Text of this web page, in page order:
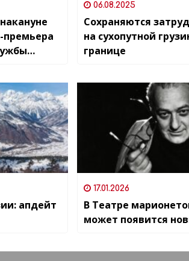
премьера
06.08.2025
Сохраняются
на сухопутной
границе
апдейт
17.01.2026
В Театре
может появится